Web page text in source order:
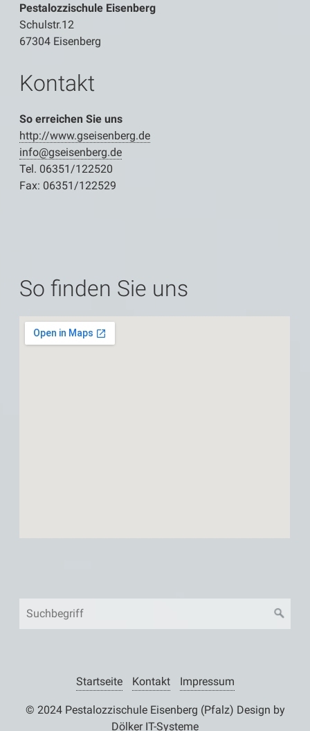
Pestalozzischule Eisenberg
Schulstr.12
67304 Eisenberg
Kontakt
So erreichen Sie uns
http://www.gseisenberg.de
info@gseisenberg.de
Tel. 06351/122520
Fax: 06351/122529
So finden Sie uns
Startseite Kontakt Impressum
© 2024 Pestalozzischule Eisenberg (Pfalz) Design by
Dölker IT-Systeme